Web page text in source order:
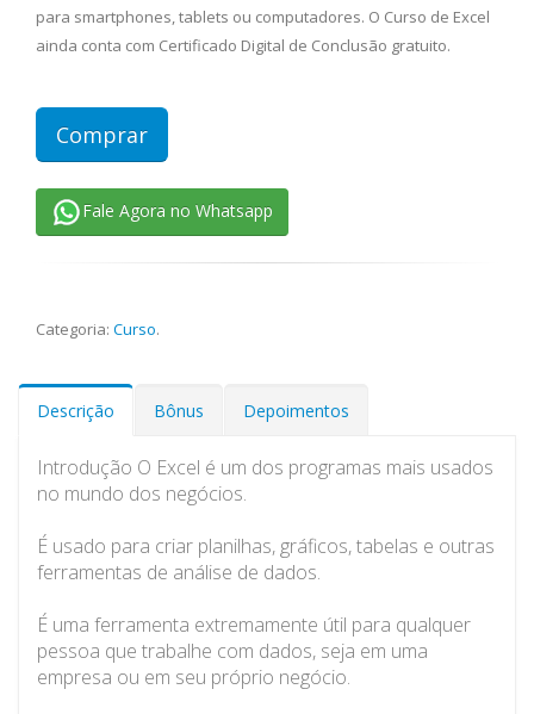
para smartphones, tablets ou computadores. O Curso de Excel
ainda conta com Certificado Digital de Conclusão gratuito.
Comprar
Fale Agora no Whatsapp
Categoria: Curso.
Descrição Bônus Depoimentos
Introdução O Excel é um dos programas mais usados
no mundo dos negócios.
É usado para criar planilhas, gráficos, tabelas e outras
ferramentas de análise de dados.
É uma ferramenta extremamente útil para qualquer
pessoa que trabalhe com dados, seja em uma
empresa ou em seu próprio negócio.